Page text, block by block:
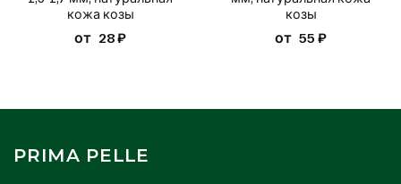
кожа козы
от 28 ₽
козы
от 55 ₽
PRIMA PELLE